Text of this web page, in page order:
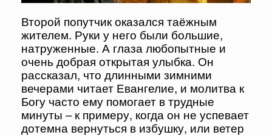
Второй попутчик оказался таёжным
жителем. Руки у него были большие,
натруженные. А глаза любопытные и
очень добрая открытая улыбка. Он
рассказал, что длинными зимними
вечерами читает Евангелие, и молитва к
Богу часто ему помогает в трудные
минуты – к примеру, когда он не успевает
дотемна вернуться в избушку, или ветер